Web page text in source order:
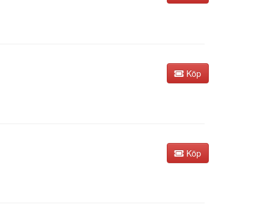
Köp
Köp